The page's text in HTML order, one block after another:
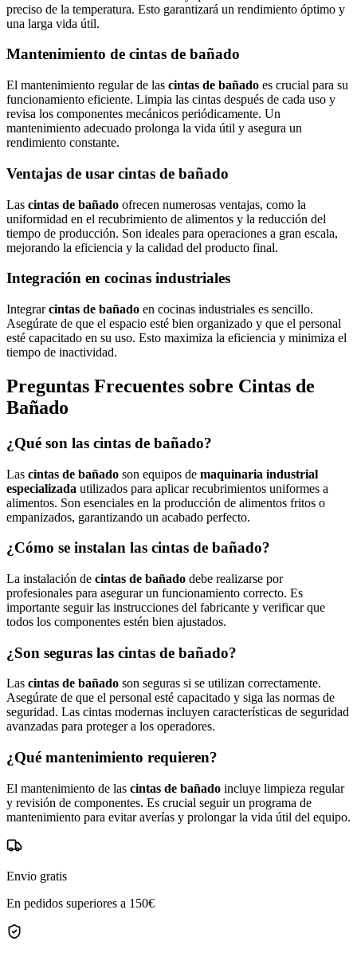
preciso de la temperatura. Esto garantizará un rendimiento óptimo y
una larga vida útil.
Mantenimiento de cintas de bañado
El mantenimiento regular de las cintas de bañado es crucial para su
funcionamiento eficiente. Limpia las cintas después de cada uso y
revisa los componentes mecánicos periódicamente. Un
mantenimiento adecuado prolonga la vida útil y asegura un
rendimiento constante.
Ventajas de usar cintas de bañado
Las cintas de bañado ofrecen numerosas ventajas, como la
uniformidad en el recubrimiento de alimentos y la reducción del
tiempo de producción. Son ideales para operaciones a gran escala,
mejorando la eficiencia y la calidad del producto final.
Integración en cocinas industriales
Integrarcintas de bañado en cocinas industriales es sencillo.
Asegúrate de que el espacio esté bien organizado y que el personal
esté capacitado en su uso. Esto maximiza la eficiencia y minimiza el
tiempo de inactividad.
Preguntas Frecuentes sobre Cintas de
Bañado
¿Qué son las cintas de bañado?
Las cintas de bañado son equipos de maquinaria industrial
especializada utilizados para aplicar recubrimientos uniformes a
alimentos. Son esenciales en la producción de alimentos fritos o
empanizados, garantizando un acabado perfecto.
¿Cómo se instalan las cintas de bañado?
La instalación de cintas de bañado debe realizarse por
profesionales para asegurar un funcionamiento correcto. Es
importante seguir las instrucciones del fabricante y verificar que
todos los componentes estén bien ajustados.
¿Son seguras las cintas de bañado?
Las cintas de bañado son seguras si se utilizan correctamente.
Asegúrate de que el personal esté capacitado y siga las normas de
seguridad. Las cintas modernas incluyen características de seguridad
avanzadas para proteger a los operadores.
¿Qué mantenimiento requieren?
El mantenimiento de las cintas de bañado incluye limpieza regular
y revisión de componentes. Es crucial seguir un programa de
mantenimiento para evitar averías y prolongar la vida útil del equipo.
Envio gratis
En pedidos superiores a 150€